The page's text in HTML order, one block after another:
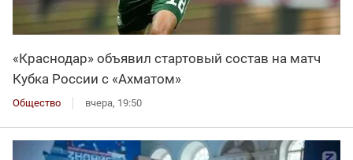
«Краснодар» объявил стартовый состав на матч
Кубка России с «Ахматом»
Общество вчера, 19:50